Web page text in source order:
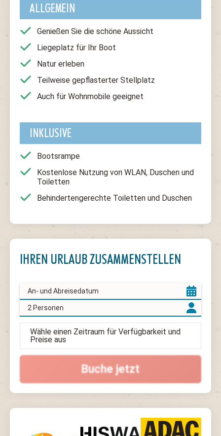
ALLGEMEIN
Genießen Sie die schöne Aussicht
Liegeplatz für Ihr Boot
Natur erleben
Teilweise gepflasterter Stellplatz
Auch für Wohnmobile geeignet
INKLUSIVE
Bootsrampe
Kostenlose Nutzung von WLAN, Duschen und
Toiletten
Behindertengerechte Toiletten und Duschen
IHREN URLAUB ZUSAMMENSTELLEN
2 Personen
Wähle einen Zeitraum für Verfügbarkeit und
Preise aus
Buche jetzt